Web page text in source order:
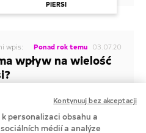
PIERSI
wpis: Ponad rok temu 03.07.20
wpływ na wielość
PIERSI
personalizaci obsahu a
médií a analýze
Kontynuuj bez akceptacji